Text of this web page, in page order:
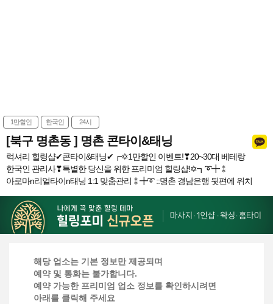
1만할인 한국인 24시
[북구 명촌동 ] 명촌 콘타이&태닝
럭셔리 힐링샵✔콘타이&태닝✔┏✡1만할인 이벤트!❣20~30대 베테랑
한국인 관리사❣특별한 당신을 위한 프리미엄 힐링샵!✡┓➰╋⁑
아로마n리얼타이n태닝 1:1 맞춤관리⁑╋➰ ::명촌 경남은행 뒷편에 위치
해당 업소는 기본 정보만 제공되며
예약 및 통화는 불가합니다.
예약 가능한 프리미엄 업소 정보를 확인하시려면
아래를 클릭해 주세요